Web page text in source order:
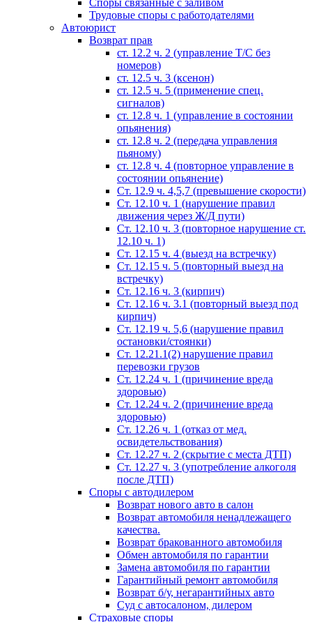
Споры связанные с заливом
Трудовые споры с работодателями
Автоюрист
Возврат прав
ст. 12.2 ч. 2 (управление Т/С без
номеров)
ст. 12.5 ч. 3 (ксенон)
ст. 12.5 ч. 5 (применение спец.
сигналов)
cт. 12.8 ч. 1 (управление в состоянии
опьянения)
ст. 12.8 ч. 2 (передача управления
пьяному)
ст. 12.8 ч. 4 (повторное управление в
состоянии опьянение)
Ст. 12.9 ч. 4,5,7 (превышение скорости)
Ст. 12.10 ч. 1 (нарушение правил
движения через Ж/Д пути)
Ст. 12.10 ч. 3 (повторное нарушение ст.
12.10 ч. 1)
Ст. 12.15 ч. 4 (выезд на встречку)
Ст. 12.15 ч. 5 (повторный выезд на
встречку)
Ст. 12.16 ч. 3 (кирпич)
Ст. 12.16 ч. 3.1 (повторный выезд под
кирпич)
Ст. 12.19 ч. 5,6 (нарушение правил
остановки/стоянки)
Ст. 12.21.1(2) нарушение правил
перевозки грузов
Ст. 12.24 ч. 1 (причинение вреда
здоровью)
Ст. 12.24 ч. 2 (причинение вреда
здоровью)
Ст. 12.26 ч. 1 (отказ от мед.
освидетельствования)
Ст. 12.27 ч. 2 (скрытие с места ДТП)
Ст. 12.27 ч. 3 (употребление алкоголя
после ДТП)
Споры с автодилером
Возврат нового авто в салон
Возврат автомобиля ненадлежащего
качества.
Возврат бракованного автомобиля
Обмен автомобиля по гарантии
Замена автомобиля по гарантии
Гарантийный ремонт автомобиля
Возврат б/у, негарантийных авто
Суд с автосалоном, дилером
Страховые споры